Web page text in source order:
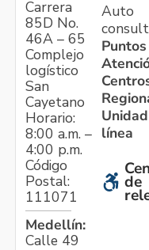
Carrera
85D No.
46A – 65
Complejo
logístico
San
Cayetano
Horario:
8:00 a.m. –
4:00 p.m.
Código
Postal:
111071
Medellín:
Calle 49
Auto
línea
de